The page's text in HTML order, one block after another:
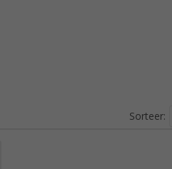
Sorteer: